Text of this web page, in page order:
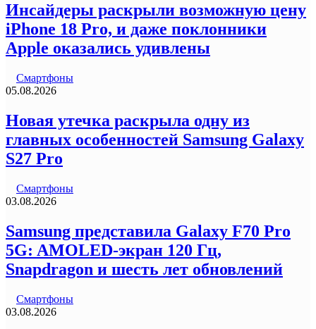
Инсайдеры раскрыли возможную цену
iPhone 18 Pro, и даже поклонники
Apple оказались удивлены
Смартфоны
05.08.2026
Новая утечка раскрыла одну из
главных особенностей Samsung Galaxy
S27 Pro
Смартфоны
03.08.2026
Samsung представила Galaxy F70 Pro
5G: AMOLED-экран 120 Гц,
Snapdragon и шесть лет обновлений
Смартфоны
03.08.2026